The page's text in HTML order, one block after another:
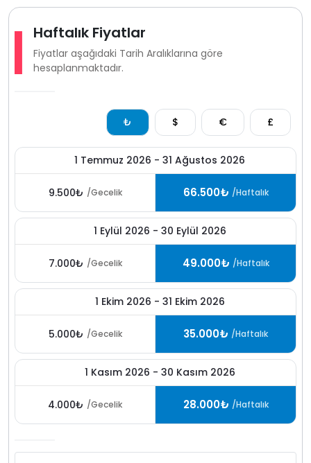
Haftalık Fiyatlar
Fiyatlar aşağıdaki Tarih Aralıklarına göre
hesaplanmaktadır.
₺ $ € £
1 Temmuz 2026 - 31 Ağustos 2026
9.500₺ /Gecelik 66.500₺ /Haftalık
1 Eylül 2026 - 30 Eylül 2026
7.000₺ /Gecelik 49.000₺ /Haftalık
1 Ekim 2026 - 31 Ekim 2026
5.000₺ /Gecelik 35.000₺ /Haftalık
1 Kasım 2026 - 30 Kasım 2026
4.000₺ /Gecelik 28.000₺ /Haftalık